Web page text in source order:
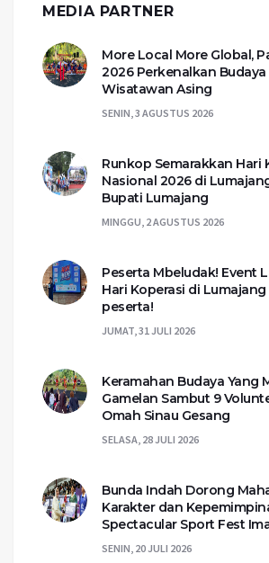
MEDIA PARTNER
More Local More Global,
2026 Perkenalkan
Wisatawan Asing
SENIN, 3 AGUSTUS 2026
Runkop Semarakkan Hari
Nasional 2026 di
Bupati Lumajang
MINGGU, 2 AGUSTUS 2026
Peserta Mbeludak! Event
Hari Koperasi di
peserta!
JUMAT, 31 JULI 2026
Keramahan Budaya Yang
Gamelan Sambut 9
Omah Sinau Gesang
SELASA, 28 JULI 2026
Bunda Indah Dorong
Karakter dan
Spectacular Sport Fest
SENIN, 20 JULI 2026